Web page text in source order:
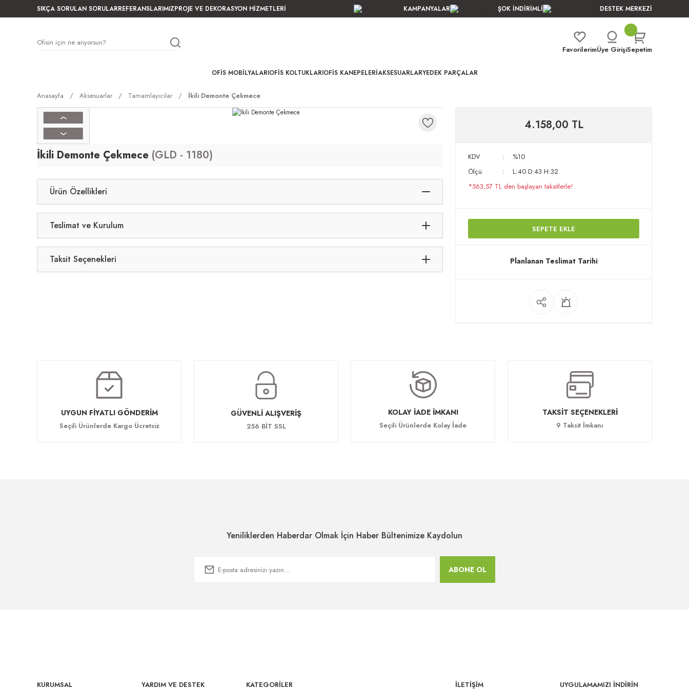
SIKÇA SORULAN SORULARREFERANSLARIMIZPROJE VE DEKORASYON HİZMETLERİ KAMPANYALAR ŞOK İNDİRİMLİ DESTEK MERKEZİ
FavorilerimÜye GirişiSepetim
OFIS MOBILYALARIOFIS KOLTUKLARIOFIS KANEPELERIAKSESUARLARYEDEK PARÇALAR
Anasayfa Aksesuarlar Tamamlayıcılar İkili Demonte Çekmece
İkili Demonte Çekmece (GLD - 1180)
Ürün Özellikleri
Teslimat ve Kurulum
Taksit Seçenekleri
4.158,00 TL
KDV
%10
Ölçü
L:40 D:43 H:32
*563,57 TL den başlayan taksitlerle!
SEPETE EKLE
Planlanan Teslimat Tarihi
UYGUN FİYATLI GÖNDERİM
Seçili Ürünlerde Kargo Ücretsiz
GÜVENLİ ALIŞVERİŞ
256 BİT SSL
KOLAY İADE İMKANI
Seçili Ürünlerde Kolay İade
TAKSİT SEÇENEKLERİ
9 Taksit İmkanı
Yeniliklerden Haberdar Olmak İçin Haber Bültenimize Kaydolun
ABONE OL
KURUMSAL YARDIM VE DESTEK KATEGORİLER İLETİŞİM UYGULAMAMIZI İNDİRİN